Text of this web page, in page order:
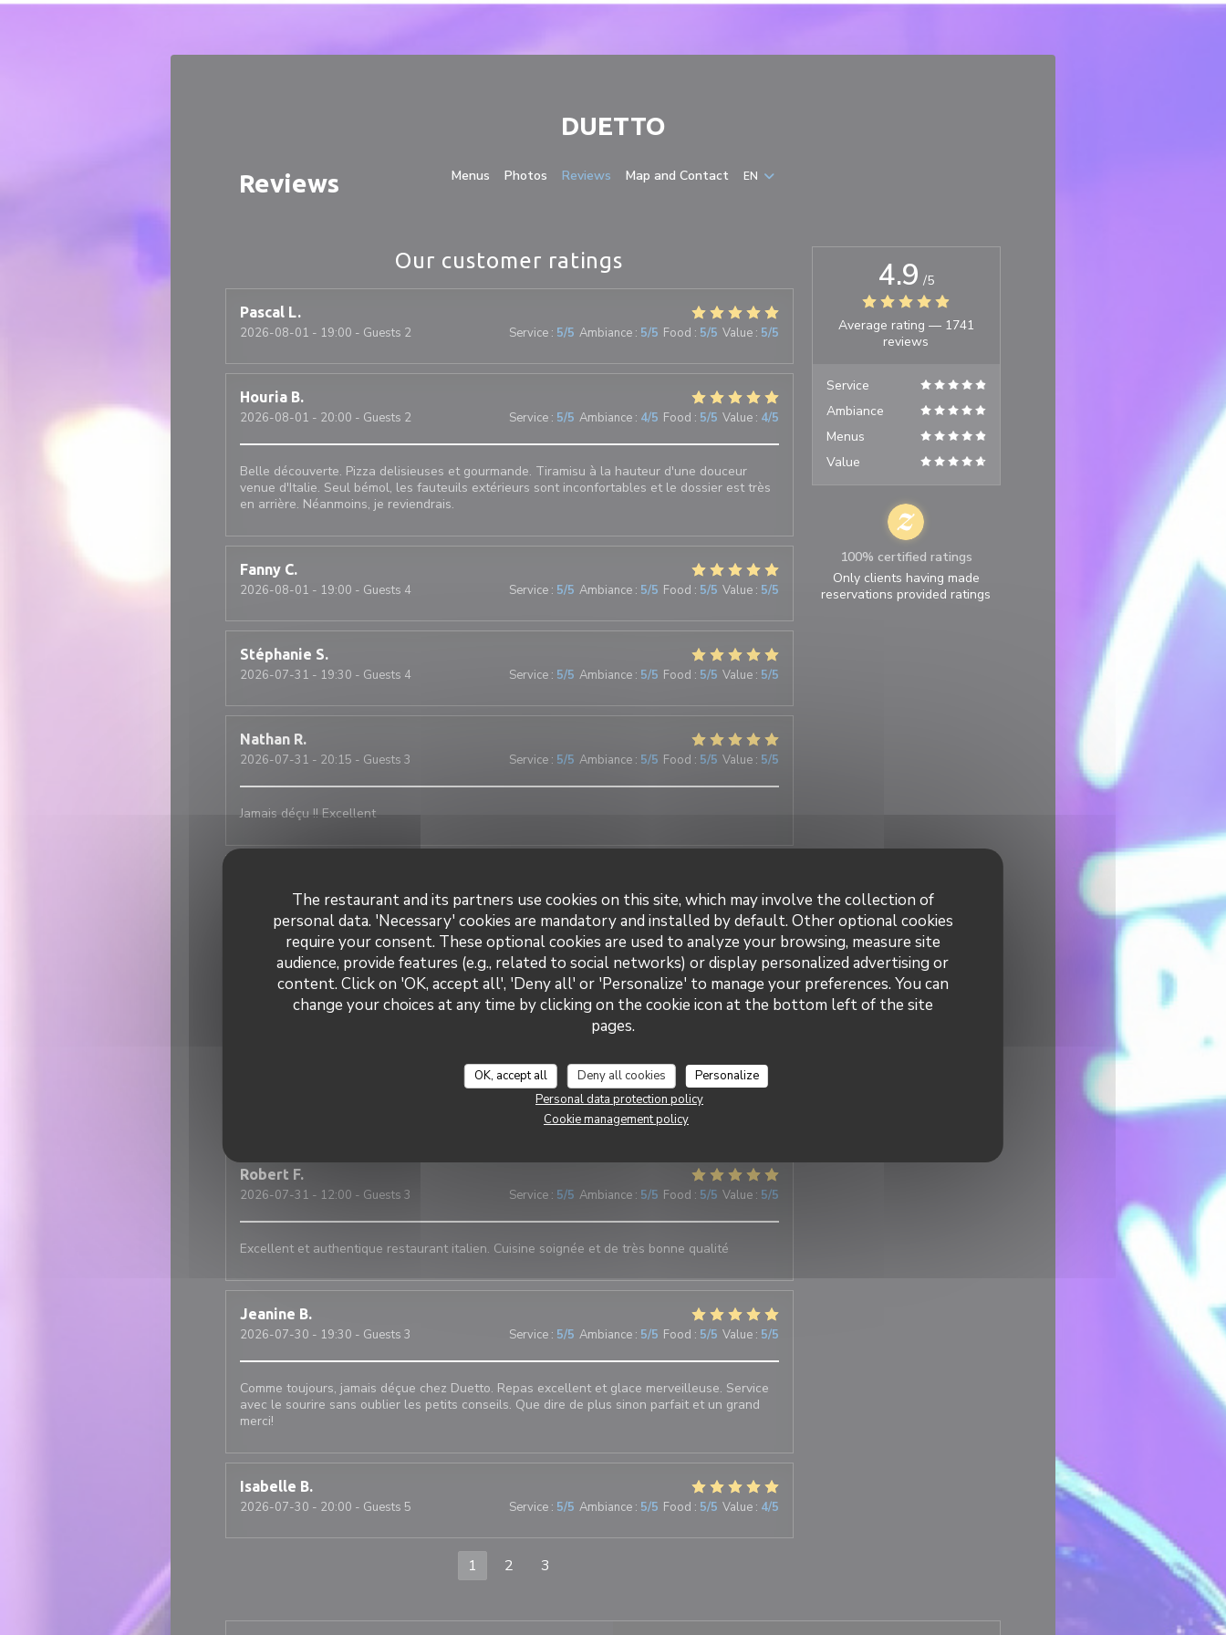
Personalizing your cookie choices
The restaurant and its partners use cookies on this site, which may involve the collection of
personal data. 'Necessary' cookies are mandatory and installed by default. Other optional cookies
require your consent. These optional cookies are used to analyze your browsing, measure site
audience, provide features (e.g., related to social networks) or display personalized advertising or
content. Click on 'OK, accept all', 'Deny all' or 'Personalize' to manage your preferences. You can
change your choices at any time by clicking on the cookie icon at the bottom left of the site
pages.
OK, accept all Deny all cookies
Personalize
Personal data protection policy
Cookie management policy
DUETTO
Menus Photos Reviews Map and Contact EN
Reviews
Our customer ratings
Pascal L
2026-08-01 - 19:00 - Guests 2 Service: 5/5 Ambiance: 5/5 Food : 5/5 Value: 5/5
Houria B
2026-08-01 - 20:00 - Guests 2 Service: 5/5 Ambiance: 4/5 Food : 5/5 Value: 4/5
Belle découverte. Pizza delisieuses et gourmande. Tiramisu à la hauteur d'une douceur
venue d'Italie. Seul bémol, les fauteuils extérieurs sont inconfortables et le dossier est très
en arrière. Néanmoins, je reviendrais.
Fanny C
2026-08-01 - 19:00 - Guests 4 Service: 5/5 Ambiance: 5/5 Food : 5/5 Value: 5/5
Stéphanie S
2026-07-31 - 19:30 - Guests 4 Service: 5/5 Ambiance: 5/5 Food : 5/5 Value: 5/5
Nathan R
2026-07-31 - 20:15 - Guests 3 Service: 5/5 Ambiance: 5/5 Food : 5/5 Value: 5/5
Jamais déçu !! Excellent
2026-07-31- 19:30 - Guests 3 Service:5/5 Ambiance :5/5 Food: 5/5 Value: 5/5
Super ambiance, service impeccable et tout est délicieux !!!
Ambiance
Une excellente adresse italienne au cœur du village ! Les plats sont délicieux et le service
est tout simplement incroyable : chaleureux, attentionné et d’une grande gentillesse.
Robert F
2026-07-31 - 12:00 - Guests 3 Service: 5/5 Ambiance: 5/5 Food : 5/5 Value: 5/5
Excellent et authentique restaurant italien. Cuisine soignée et de très bonne qualité
Jeanine B
2026-07-30 - 19:30 - Guests 3 Service: 5/5 Ambiance: 5/5 Food : 5/5 Value: 5/5
Comme toujours, jamais déçue chez Duetto. Repas excellent et glace merveilleuse. Service
avec le sourire sans oublier les petits conseils. Que dire de plus sinon parfait et un grand
merci!
Isabelle B
2026-07-30 - 20:00 - Guests 5 Service: 5/5 Ambiance: 5/5 Food : 5/5 Value: 4/5
1 2 3
4.9 /5
Average rating — 1741
reviews
Service
Ambiance
Menus
Value
100% certified ratings
Only clients having made
reservations provided ratings
DUETTO